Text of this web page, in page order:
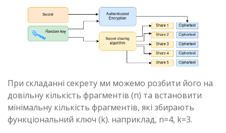
При складанні секрету ми можемо розбити його на
довільну кількість фрагментів (п) та встановити
мінімальну кількість фрагментів, які збирають
функціональний ключ (k). наприклад, n=4, k=3.